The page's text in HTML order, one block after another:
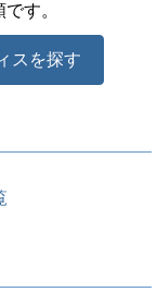
す。
スを探す